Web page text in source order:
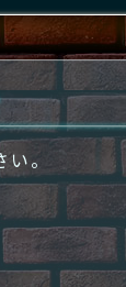
。